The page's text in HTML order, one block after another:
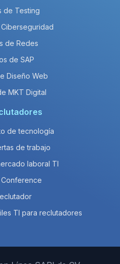
de Testing
de Redes
de SAP
Diseño Web
MKT Digital
de tecnología
de trabajo
laboral TI
TI para reclutadores